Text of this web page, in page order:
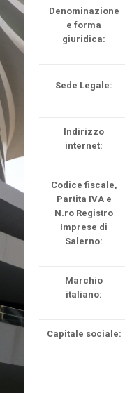
Denominazione
e forma
giuridica:
Sede Legale:
Indirizzo
internet:
Codice fiscale,
Partita IVA e
N.ro Registro
Imprese di
Salerno:
Marchio
italiano:
Capitale sociale: